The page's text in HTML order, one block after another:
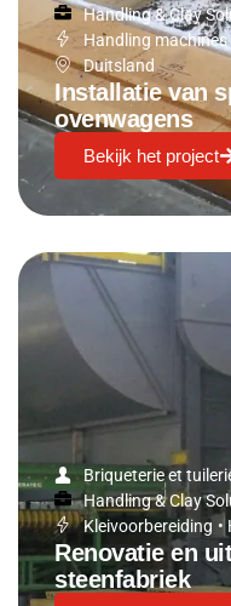
Handling & Clay
Handling machines
Duitsland
Installatie van
ovenwagens
Bekijk het project
Briqueterie et
Handling & Clay
Kleivoorbereiding •
Renovatie en
steenfabriek